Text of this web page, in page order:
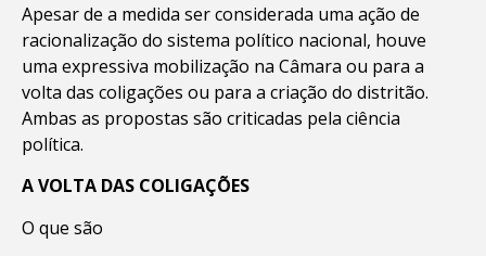
Apesar de a medida ser considerada uma ação de
racionalização do sistema político nacional, houve
uma expressiva mobilização na Câmara ou para a
volta das coligações ou para a criação do distritão.
Ambas as propostas são criticadas pela ciência
política.
A VOLTA DAS COLIGAÇÕES
O que são